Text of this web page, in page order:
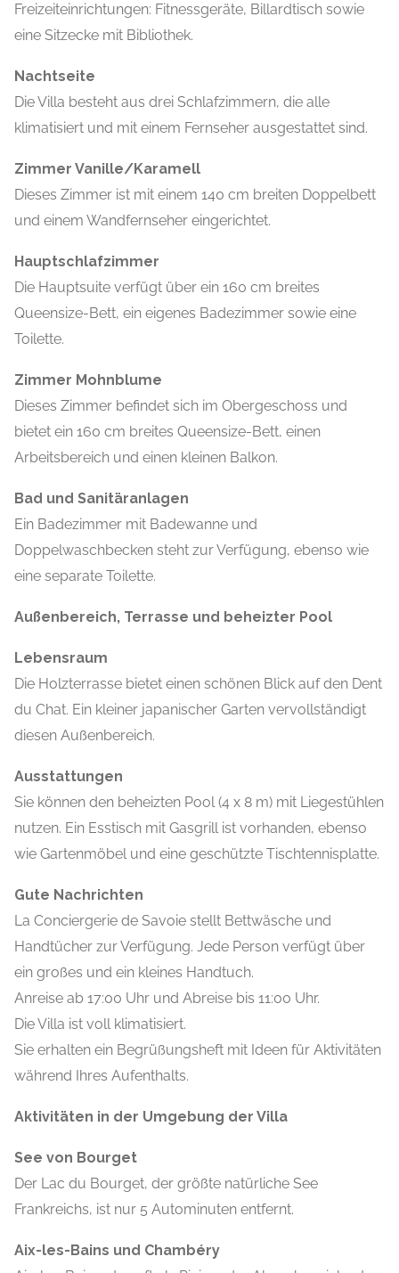
Freizeiteinrichtungen: Fitnessgeräte, Billardtisch sowie
eine Sitzecke mit Bibliothek.
Nachtseite
Die Villa besteht aus drei Schlafzimmern, die alle
klimatisiert und mit einem Fernseher ausgestattet sind.
Zimmer Vanille/Karamell
Dieses Zimmer ist mit einem 140 cm breiten Doppelbett
und einem Wandfernseher eingerichtet.
Hauptschlafzimmer
Die Hauptsuite verfügt über ein 160 cm breites
Queensize-Bett, ein eigenes Badezimmer sowie eine
Toilette.
Zimmer Mohnblume
Dieses Zimmer befindet sich im Obergeschoss und
bietet ein 160 cm breites Queensize-Bett, einen
Arbeitsbereich und einen kleinen Balkon.
Bad und Sanitäranlagen
Ein Badezimmer mit Badewanne und
Doppelwaschbecken steht zur Verfügung, ebenso wie
eine separate Toilette.
Außenbereich, Terrasse und beheizter Pool
Lebensraum
Die Holzterrasse bietet einen schönen Blick auf den Dent
du Chat. Ein kleiner japanischer Garten vervollständigt
diesen Außenbereich.
Ausstattungen
Sie können den beheizten Pool (4 x 8 m) mit Liegestühlen
nutzen. Ein Esstisch mit Gasgrill ist vorhanden, ebenso
wie Gartenmöbel und eine geschützte Tischtennisplatte.
Gute Nachrichten
La Conciergerie de Savoie stellt Bettwäsche und
Handtücher zur Verfügung. Jede Person verfügt über
ein großes und ein kleines Handtuch.
Anreise ab 17:00 Uhr und Abreise bis 11:00 Uhr.
Die Villa ist voll klimatisiert.
Sie erhalten ein Begrüßungsheft mit Ideen für Aktivitäten
während Ihres Aufenthalts.
Aktivitäten in der Umgebung der Villa
See von Bourget
Der Lac du Bourget, der größte natürliche See
Frankreichs, ist nur 5 Autominuten entfernt.
Aix-les-Bains und Chambéry